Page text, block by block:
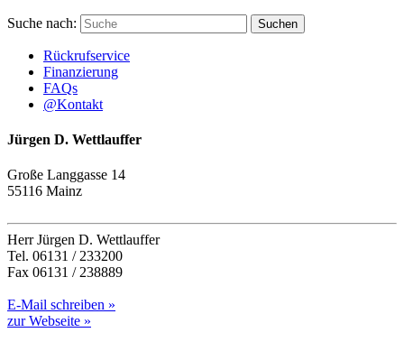
Suche nach: Suchen
Rückrufservice
Finanzierung
FAQs
@Kontakt
Jürgen D. Wettlauffer
Große Langgasse 14
55116 Mainz
Herr Jürgen D. Wettlauffer
Tel. 06131 / 233200
Fax 06131 / 238889
E-Mail schreiben »
zur Webseite »